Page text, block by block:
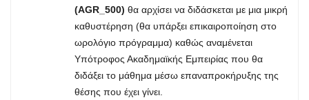
(AGR_500) θα αρχίσει να διδάσκεται με μια μικρή
καθυστέρηση (θα υπάρξει επικαιροποίηση στο
ωρολόγιο πρόγραμμα) καθώς αναμένεται
Υπότροφος Ακαδημαϊκής Εμπειρίας που θα
διδάξει το μάθημα μέσω επαναπροκήρυξης της
θέσης που έχει γίνει.